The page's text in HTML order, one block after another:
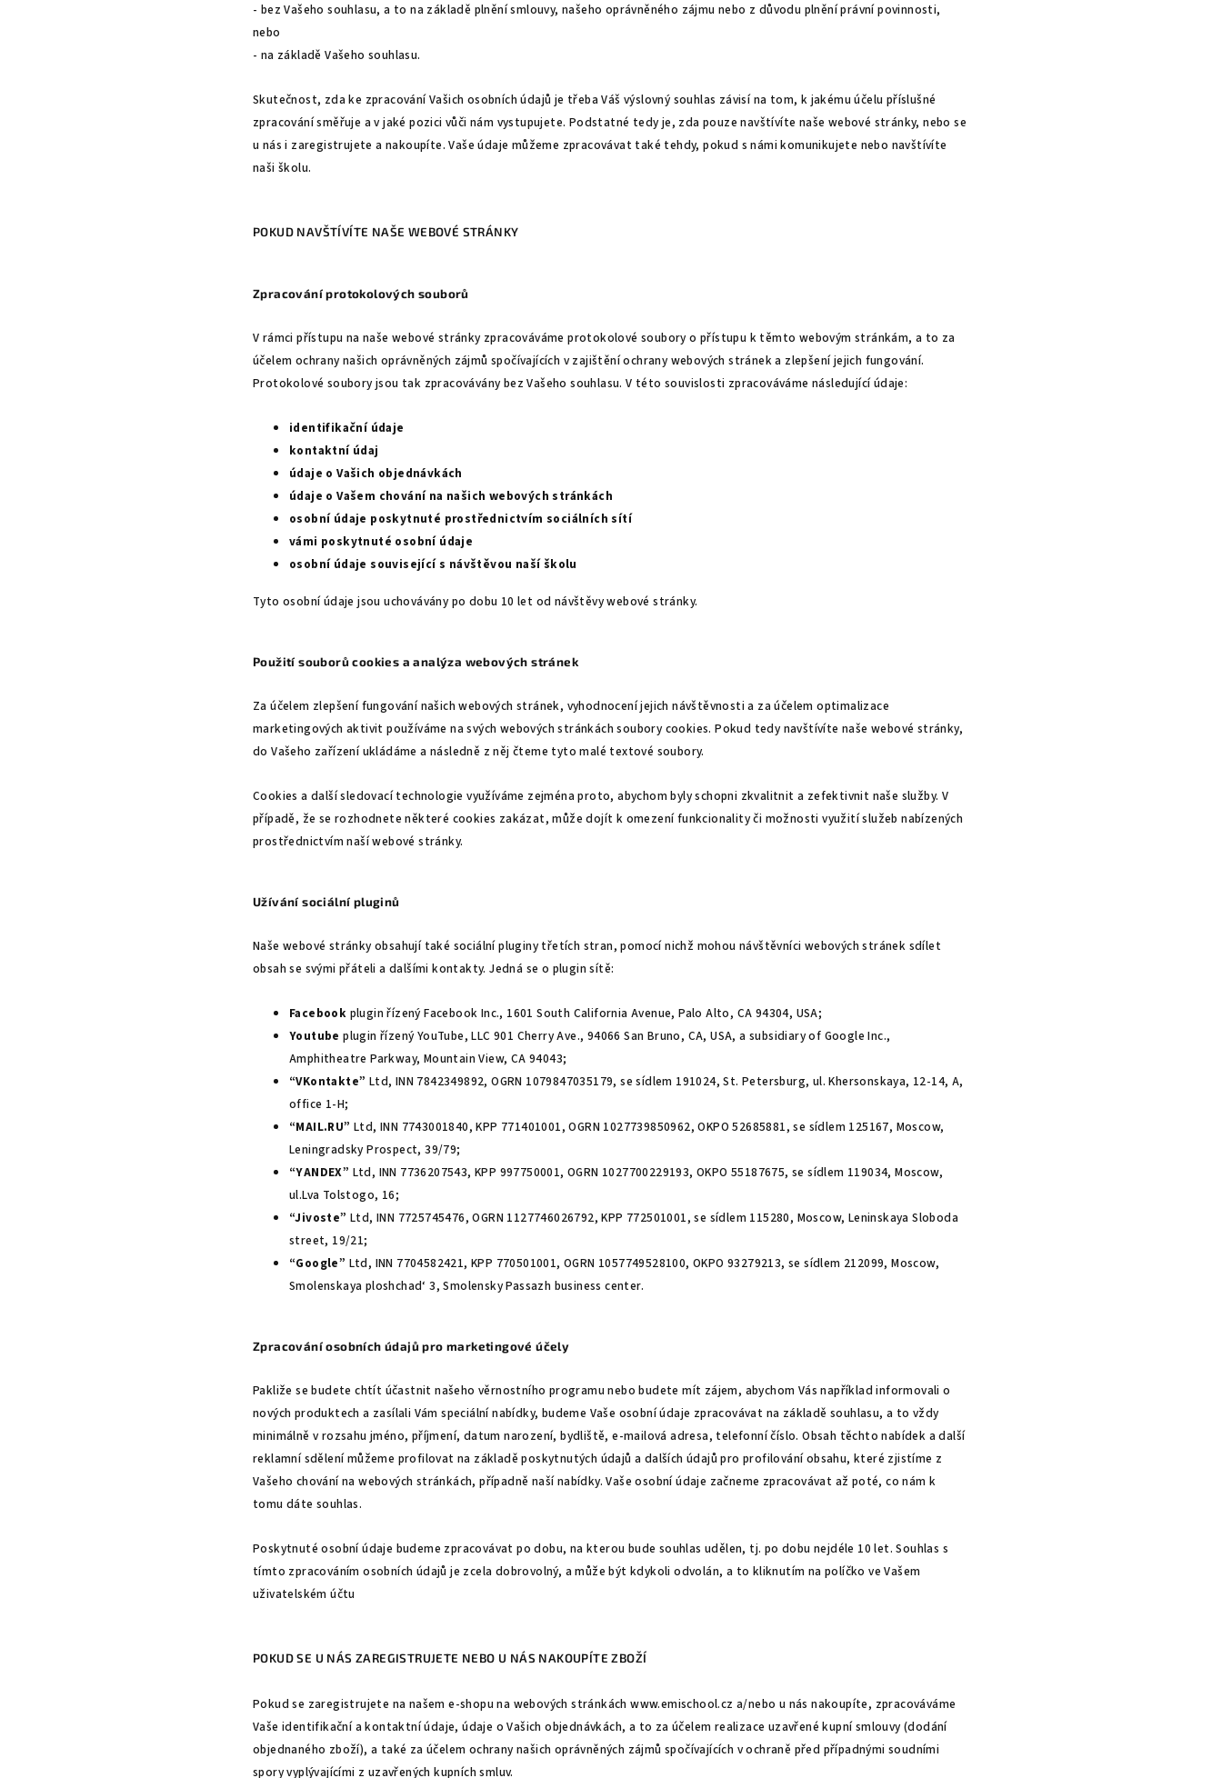
- bez Vašeho souhlasu, a to na základě plnění smlouvy, našeho oprávněného zájmu nebo z důvodu plnění právní povinnosti,
nebo
- na základě Vašeho souhlasu.
Skutečnost, zda ke zpracování Vašich osobních údajů je třeba Váš výslovný souhlas závisí na tom, k jakému účelu příslušné
zpracování směřuje a v jaké pozici vůči nám vystupujete. Podstatné tedy je, zda pouze navštívíte naše webové stránky, nebo se
u nás i zaregistrujete a nakoupíte. Vaše údaje můžeme zpracovávat také tehdy, pokud s námi komunikujete nebo navštívíte
naši školu.
POKUD NAVŠTÍVÍTE NAŠE WEBOVÉ STRÁNKY
Zpracování protokolových souborů
V rámci přístupu na naše webové stránky zpracováváme protokolové soubory o přístupu k těmto webovým stránkám, a to za
účelem ochrany našich oprávněných zájmů spočívajících v zajištění ochrany webových stránek a zlepšení jejich fungování.
Protokolové soubory jsou tak zpracovávány bez Vašeho souhlasu. V této souvislosti zpracováváme následující údaje:
identifikační údaje
kontaktní údaj
údaje o Vašich objednávkách
údaje o Vašem chování na našich webových stránkách
osobní údaje poskytnuté prostřednictvím sociálních sítí
vámi poskytnuté osobní údaje
osobní údaje související s návštěvou naší školu
Tyto osobní údaje jsou uchovávány po dobu 10 let od návštěvy webové stránky.
Použití souborů cookies a analýza webových stránek
Za účelem zlepšení fungování našich webových stránek, vyhodnocení jejich návštěvnosti a za účelem optimalizace
marketingových aktivit používáme na svých webových stránkách soubory cookies. Pokud tedy navštívíte naše webové stránky,
do Vašeho zařízení ukládáme a následně z něj čteme tyto malé textové soubory.
Cookies a další sledovací technologie využíváme zejména proto, abychom byly schopni zkvalitnit a zefektivnit naše služby. V
případě, že se rozhodnete některé cookies zakázat, může dojít k omezení funkcionality či možnosti využití služeb nabízených
prostřednictvím naší webové stránky.
Užívání sociální pluginů
Naše webové stránky obsahují také sociální pluginy třetích stran, pomocí nichž mohou návštěvníci webových stránek sdílet
obsah se svými přáteli a dalšími kontakty. Jedná se o plugin sítě:
Facebook plugin řízený Facebook Inc., 1601 South California Avenue, Palo Alto, CA 94304, USA;
Youtube plugin řízený YouTube, LLC 901 Cherry Ave., 94066 San Bruno, CA, USA, a subsidiary of Google Inc.,
Amphitheatre Parkway, Mountain View, CA 94043;
“VKontakte” Ltd, INN 7842349892, OGRN 1079847035179, se sídlem 191024, St. Petersburg, ul. Khersonskaya, 12-14, A,
office 1-H;
“MAIL.RU” Ltd, INN 7743001840, KPP 771401001, OGRN 1027739850962, OKPO 52685881, se sídlem 125167, Moscow,
Leningradsky Prospect, 39/79;
“YANDEX” Ltd, INN 7736207543, KPP 997750001, OGRN 1027700229193, OKPO 55187675, se sídlem 119034, Moscow,
ul.Lva Tolstogo, 16;
“Jivoste” Ltd, INN 7725745476, OGRN 1127746026792, KPP 772501001, se sídlem 115280, Moscow, Leninskaya Sloboda
street, 19/21;
“Google” Ltd, INN 7704582421, KPP 770501001, OGRN 1057749528100, OKPO 93279213, se sídlem 212099, Moscow,
Smolenskaya ploshchad‘ 3, Smolensky Passazh business center.
Zpracování osobních údajů pro marketingové účely
Pakliže se budete chtít účastnit našeho věrnostního programu nebo budete mít zájem, abychom Vás například informovali o
nových produktech a zasílali Vám speciální nabídky, budeme Vaše osobní údaje zpracovávat na základě souhlasu, a to vždy
minimálně v rozsahu jméno, příjmení, datum narození, bydliště, e-mailová adresa, telefonní číslo. Obsah těchto nabídek a další
reklamní sdělení můžeme profilovat na základě poskytnutých údajů a dalších údajů pro profilování obsahu, které zjistíme z
Vašeho chování na webových stránkách, případně naší nabídky. Vaše osobní údaje začneme zpracovávat až poté, co nám k
tomu dáte souhlas.
Poskytnuté osobní údaje budeme zpracovávat po dobu, na kterou bude souhlas udělen, tj. po dobu nejdéle 10 let. Souhlas s
tímto zpracováním osobních údajů je zcela dobrovolný, a může být kdykoli odvolán, a to kliknutím na políčko ve Vašem
uživatelském účtu
POKUD SE U NÁS ZAREGISTRUJETE NEBO U NÁS NAKOUPÍTE ZBOŽÍ
Pokud se zaregistrujete na našem e-shopu na webových stránkách www.emischool.cz a/nebo u nás nakoupíte, zpracováváme
Vaše identifikační a kontaktní údaje, údaje o Vašich objednávkách, a to za účelem realizace uzavřené kupní smlouvy (dodání
objednaného zboží), a také za účelem ochrany našich oprávněných zájmů spočívajících v ochraně před případnými soudními
spory vyplývajícími z uzavřených kupních smluv.